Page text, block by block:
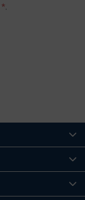
*.